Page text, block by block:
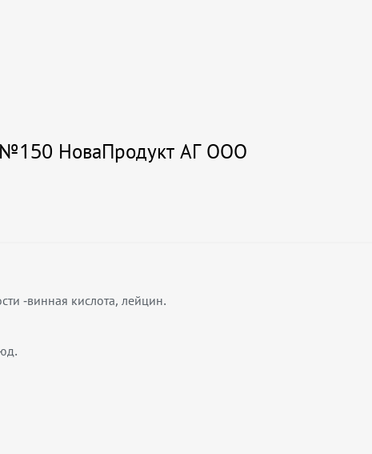
№150 НоваПродукт АГ ООО
-винная кислота, лейцин.